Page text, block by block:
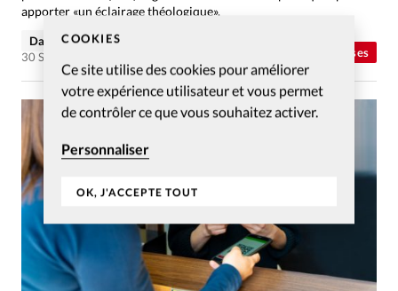
COOKIES
Ce site utilise des cookies pour améliorer
votre expérience utilisateur et vous permet
de contrôler ce que vous souhaitez activer.
Personnaliser
OK, J'ACCEPTE TOUT
Eglises
apporter «un éclairage théologique».
David Métreau
30 Sep 2021